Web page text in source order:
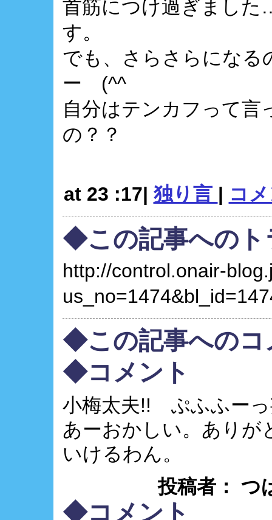
首筋につけ過ぎまし
す。
でも、さらさらになる
ー (^^ゞ
自分はテンカフって言
の？？
at 23 :17| 独り言 | コ
◆この記事へのト
http://control.onair-
◆この記事へのコ
◆コメント
小梅太夫!! ぷふふー
あーおかしい。ありが
いけるわん。
投稿者： つ
◆コメント